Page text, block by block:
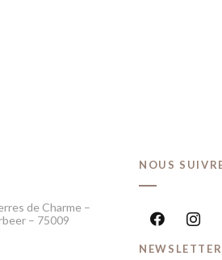
de Charme –
– 75009
NOUS
NEWSLETTER